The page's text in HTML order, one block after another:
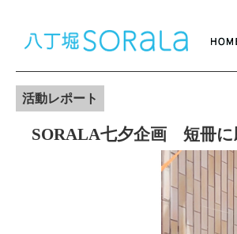
活動レポート
SORALA七夕企画 短冊に